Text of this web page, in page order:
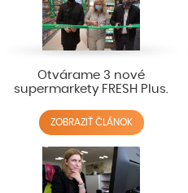
Otvárame 3 nové
supermarkety FRESH Plus.
ZOBRAZIŤ ČLÁNOK